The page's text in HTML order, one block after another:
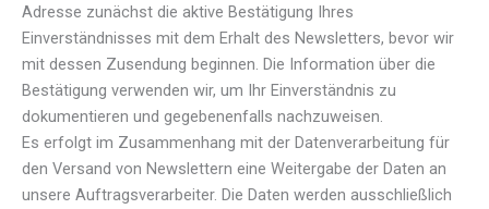
Adresse zunächst die aktive Bestätigung Ihres
Einverständnisses mit dem Erhalt des Newsletters, bevor wir
mit dessen Zusendung beginnen. Die Information über die
Bestätigung verwenden wir, um Ihr Einverständnis zu
dokumentieren und gegebenenfalls nachzuweisen.
Es erfolgt im Zusammenhang mit der Datenverarbeitung für
den Versand von Newslettern eine Weitergabe der Daten an
unsere Auftragsverarbeiter. Die Daten werden ausschließlich